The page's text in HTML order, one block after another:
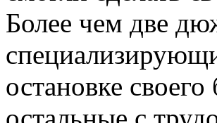
Более чем две
остановке